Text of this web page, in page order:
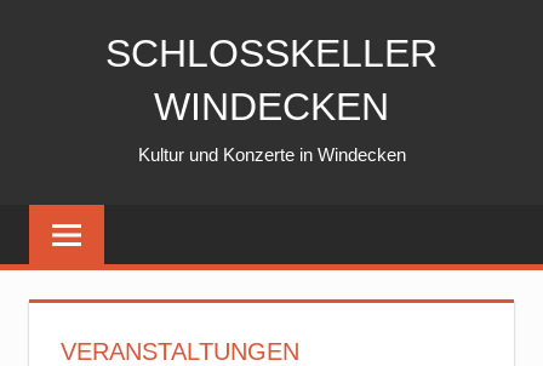
SCHLOSSKELLER
WINDECKEN
Kultur und Konzerte in Windecken
VERANSTALTUNGEN